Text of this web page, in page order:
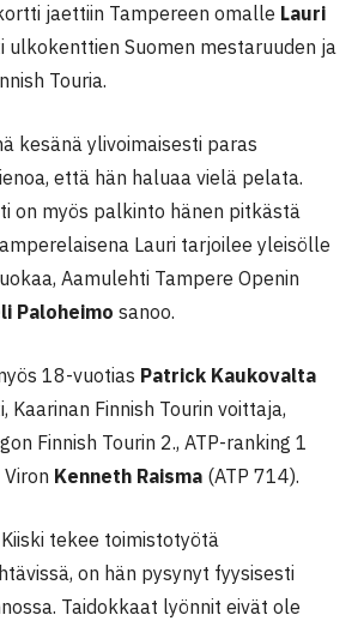
jaettiin Tampereen omalle Lauri
ulkokenttien Suomen mestaruuden ja
Touria.
kesänä ylivoimaisesti paras
että hän haluaa vielä pelata.
on myös palkinto hänen pitkästä
Lauri tarjoilee yleisölle
Aamulehti Tampere Openin
Paloheimo sanoo.
18-vuotias Patrick Kaukovalta
Kaarinan Finnish Tourin voittaja,
Finnish Tourin 2., ATP-ranking 1
Kenneth Raisma (ATP 714).
tekee toimistotyötä
on hän pysynyt fyysisesti
Taidokkaat lyönnit eivät ole